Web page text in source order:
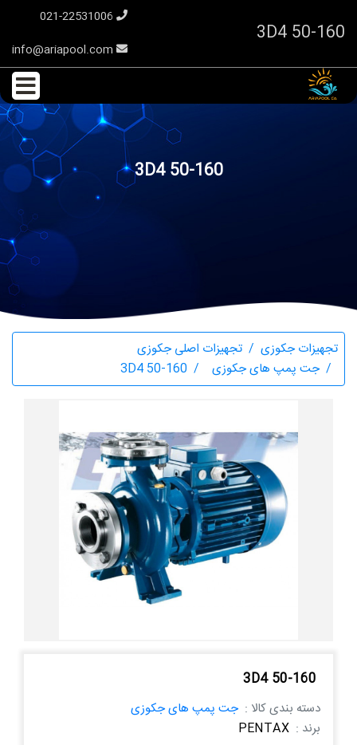
3D4 50-160
3D4 50-160
تجهیزات جکوزی
تجهیزات اصلی جکوزی
جت پمپ های جکوزی
3D4 50-160
3D4 50-160
دسته بندی کالا : جت پمپ های جکوزی
برند : PENTAX